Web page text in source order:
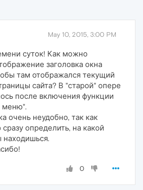
May 10, 2015, 3:00 PM
суток! Как можно
заголовка окна
там отображался текущий
сайта? В "старой" опере
после включения функции
меню".
очень неудобно, так как
определить, на какой
находишься.
0